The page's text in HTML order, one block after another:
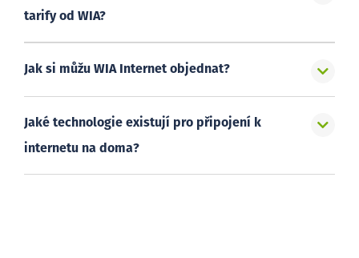
tarify od WIA?
Jak si můžu WIA Internet objednat?
Jaké technologie existují pro připojení k
internetu na doma?